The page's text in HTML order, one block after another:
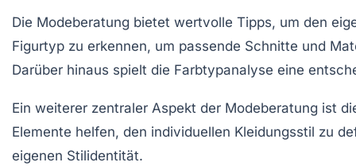
Die Modeberatung bietet wertvolle Tipps, um den
Figurtyp zu erkennen, um passende Schnitte und
Darüber hinaus spielt die Farbtypanalyse eine
Ein weiterer zentraler Aspekt der Modeberatung ist
Elemente helfen, den individuellen Kleidungsstil zu
eigenen Stilidentität.